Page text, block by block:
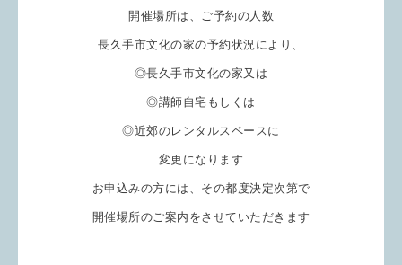
開催場所は、ご予約の人数
長久手市文化の家の予約状況により、
◎長久手市文化の家又は
◎講師自宅もしくは
◎近郊のレンタルスペースに
変更になります
お申込みの方には、 その都度決定次第で
開催場所のご案内をさせていただきます